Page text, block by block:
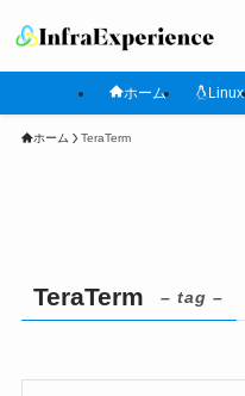
ホーム Linux
ホーム TeraTerm
TeraTerm – tag –